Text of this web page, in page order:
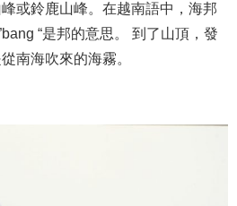
或鈴鹿山峰。在越南語中，海邦
“是邦的意思。 到了山頂，發
南海吹來的海霧。